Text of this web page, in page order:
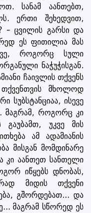
სანამ აანთებთ,
ერთი შეხედვით,
- ცვილის გარსი და
ეს ფითილია მას
როგორც სული
ნაჭუჭისგან.
ჩაივლის თქვენს
თქვენთვის მხოლოდ
სუბსტანციაა, ისევე
მაგრამ, როგორც კი
გაუბამთ, უკვე მის
ამ ადამიანის
მისგან მომდინარე
კი აანთეთ სანთელი
იწყებს დნობას,
მიდის თქვენი
გშორდებათ... და
მაგრამ სწორედ ეს